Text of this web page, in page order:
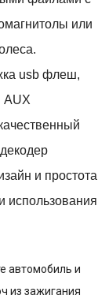
или
usb флеш,
AUX
и простота
использования
автомобиль и
из зажигания